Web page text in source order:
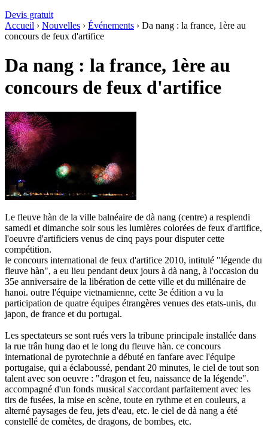
Devis gratuit
Accueil › Nouvelles › Événements › Da nang : la france, 1ère au
concours de feux d'artifice
Da nang : la france, 1ère au
concours de feux d'artifice
Le fleuve hàn de la ville balnéaire de dà nang (centre) a resplendi
samedi et dimanche soir sous les lumières colorées de feux d'artifice,
l'oeuvre d'artificiers venus de cinq pays pour disputer cette
compétition.
le concours international de feux d'artifice 2010, intitulé "légende du
fleuve hàn", a eu lieu pendant deux jours à dà nang, à l'occasion du
35e anniversaire de la libération de cette ville et du millénaire de
hanoi. outre l'équipe vietnamienne, cette 3e édition a vu la
participation de quatre équipes étrangères venues des etats-unis, du
japon, de france et du portugal.
Les spectateurs se sont rués vers la tribune principale installée dans
la rue trân hung dao et le long du fleuve hàn. ce concours
international de pyrotechnie a débuté en fanfare avec l'équipe
portugaise, qui a éclaboussé, pendant 20 minutes, le ciel de tout son
talent avec son oeuvre : "dragon et feu, naissance de la légende".
accompagné d'un fonds musical s'accordant parfaitement avec les
tirs de fusées, la mise en scène, toute en rythme et en couleurs, a
alterné paysages de feu, jets d'eau, etc. le ciel de dà nang a été
constellé de comètes, de dragons, de bombes, etc.